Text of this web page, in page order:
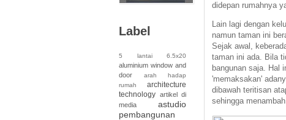
didepan rumahnya
Lain lagi dengan
namun taman ini
Sejak awal,
taman ini ada. Bila
bangunan saja. Hal
'memaksakan'
dibawah teritisan
sehingga
Label
5 lantai 6.5x20
aluminium window and
door
arah hadap
rumah
architecture
technology artikel di
media
astudio
pembangunan